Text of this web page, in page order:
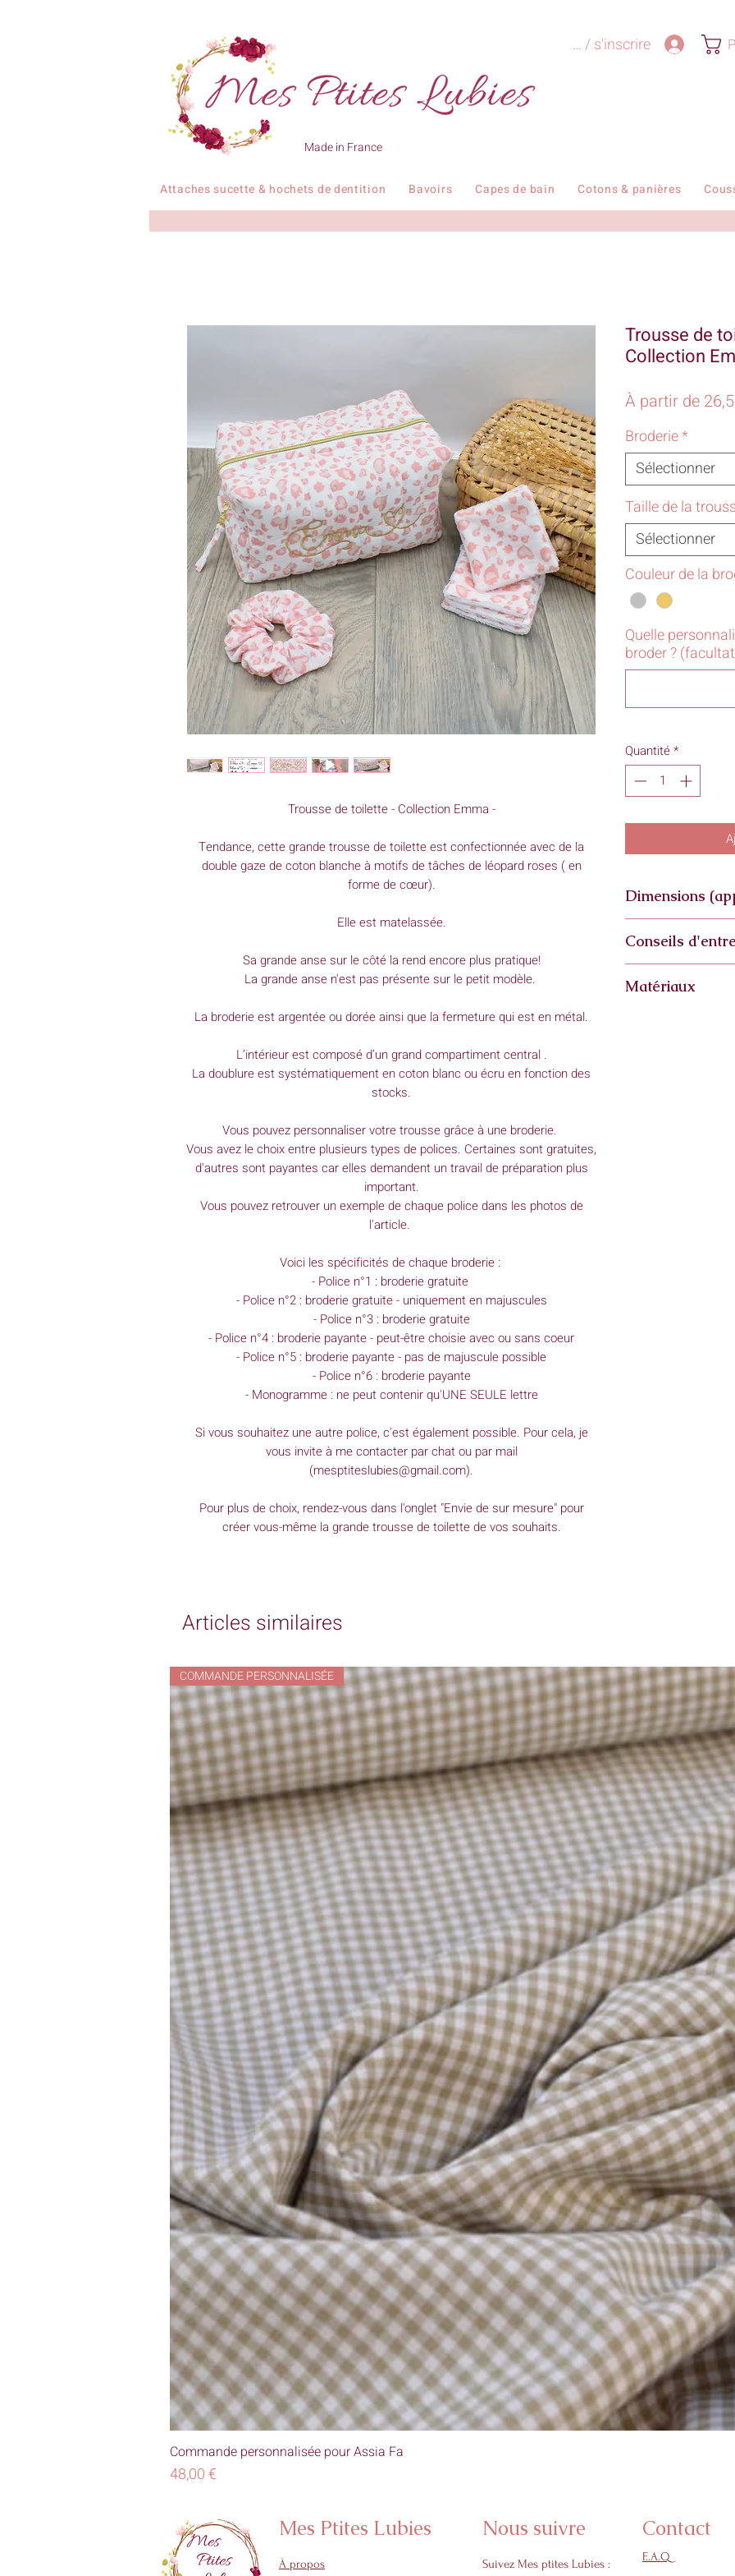
Made in France
Se connecter / s'inscrire
Attaches sucette & hochets de dentition Bavoirs Capes de bain Cotons & panières
Trousse de toilette - Collection Emma -
Tendance, cette grande trousse de toilette est confectionnée avec de la
double gaze de coton blanche à motifs de tâches de léopard roses ( en
forme de cœur).
Elle est matelassée.
Sa grande anse sur le côté la rend encore plus pratique!
La grande anse n'est pas présente sur le petit modèle.
La broderie est argentée ou dorée ainsi que la fermeture qui est en métal.
L’intérieur est composé d’un grand compartiment central .
La doublure est systématiquement en coton blanc ou écru en fonction des
stocks.
Vous pouvez personnaliser votre trousse grâce à une broderie.
Vous avez le choix entre plusieurs types de polices. Certaines sont gratuites,
d'autres sont payantes car elles demandent un travail de préparation plus
important.
Vous pouvez retrouver un exemple de chaque police dans les photos de
l'article.
Voici les spécificités de chaque broderie :
- Police n°1 : broderie gratuite
- Police n°2 : broderie gratuite - uniquement en majuscules
- Police n°3 : broderie gratuite
- Police n°4 : broderie payante - peut-être choisie avec ou sans coeur
- Police n°5 : broderie payante - pas de majuscule possible
- Police n°6 : broderie payante
- Monogramme : ne peut contenir qu'UNE SEULE lettre
Si vous souhaitez une autre police, c'est également possible. Pour cela, je
vous invite à me contacter par chat ou par mail
(mesptiteslubies@gmail.com).
Pour plus de choix, rendez-vous dans l'onglet "Envie de sur mesure" pour
créer vous-même la grande trousse de toilette de vos souhaits.
Trousse de
Collection
À partir de
Broderie*
Sélectionner
Taille de la
Sélectionner
Couleur de la
Quelle
broder ?
Quantité*
Dimensions
- hauteur et largeur
- longueur 25cm
Conseils
Essorage: doux
Matériaux
Articles similaires
COMMANDE PERSONNALISÉE
Commande personnalisée pour Assia Fa
Prix
48,00 €
Mes Ptites Lubies
À propos
Nous suivre
Suivez Mes ptites Lubies :
Contact
F..A.Q